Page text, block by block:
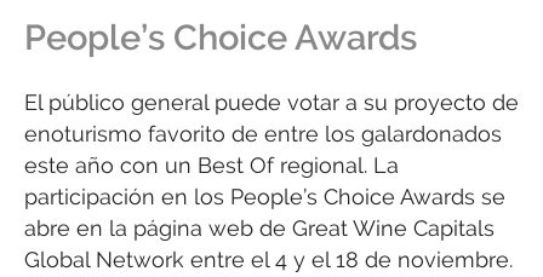
People’s Choice Awards
El público general puede votar a su proyecto de
enoturismo favorito de entre los galardonados
este año con un Best Of regional. La
participación en los People’s Choice Awards se
abre en la página web de Great Wine Capitals
Global Network entre el 4 y el 18 de noviembre.